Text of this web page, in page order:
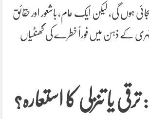
ہوں گی، لیکن ایک عام، باشعور اور حقائق
کے ذہن میں فوراً خطرے کی گھنٹیاں
یا تنزلی کا استعارہ؟